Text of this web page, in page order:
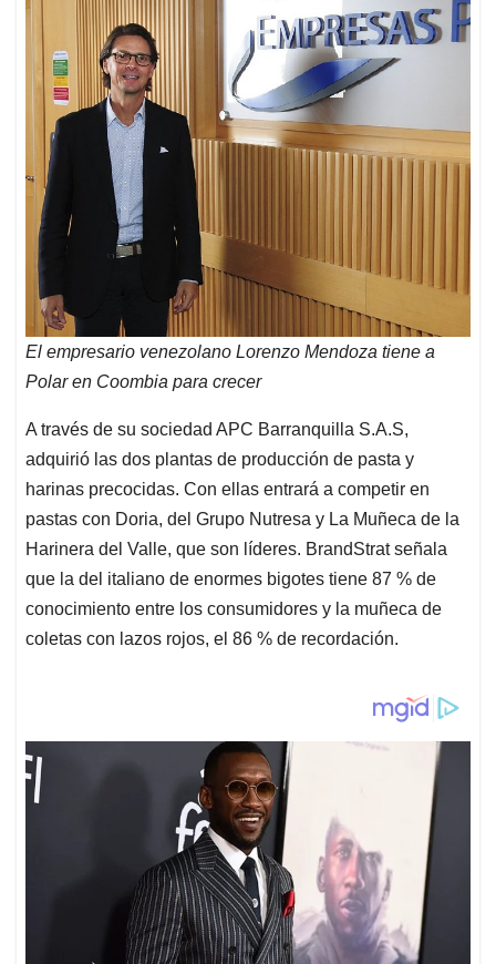
El empresario venezolano Lorenzo Mendoza tiene a
Polar en Coombia para crecer
A través de su sociedad APC Barranquilla S.A.S,
adquirió las dos plantas de producción de pasta y
harinas precocidas. Con ellas entrará a competir en
pastas con Doria, del Grupo Nutresa y La Muñeca de la
Harinera del Valle, que son líderes. BrandStrat señala
que la del italiano de enormes bigotes tiene 87 % de
conocimiento entre los consumidores y la muñeca de
coletas con lazos rojos, el 86 % de recordación.